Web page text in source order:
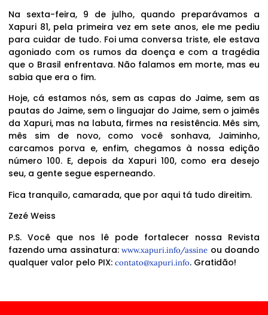
Na sexta-feira, 9 de julho, quando preparávamos a
Xapuri 81, pela primeira vez em sete anos, ele me pediu
para cuidar de tudo. Foi uma conversa triste, ele estava
agoniado com os rumos da doença e com a tragédia
que o Brasil enfrentava. Não falamos em morte, mas eu
sabia que era o fim.
Hoje, cá estamos nós, sem as capas do Jaime, sem as
pautas do Jaime, sem o linguajar do Jaime, sem o jaimês
da Xapuri, mas na labuta, firmes na resistência. Mês sim,
mês sim de novo, como você sonhava, Jaiminho,
carcamos porva e, enfim, chegamos à nossa edição
número 100. E, depois da Xapuri 100, como era desejo
seu, a gente segue esperneando.
Fica tranquilo, camarada, que por aqui tá tudo direitim.
Zezé Weiss
P.S. Você que nos lê pode fortalecer nossa Revista
fazendo uma assinatura:www.xapuri.info/assine ou doando
qualquer valor pelo PIX: contato@xapuri.info. Gratidão!